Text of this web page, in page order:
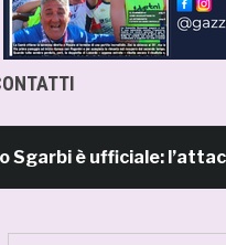
è ufficiale: